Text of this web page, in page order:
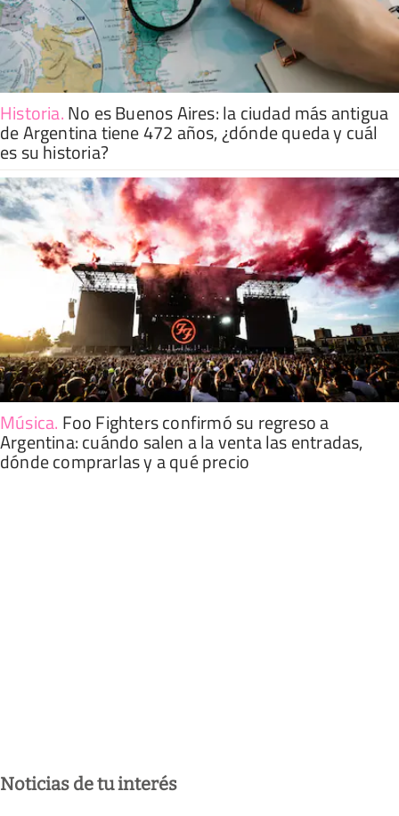
Historia.No es Buenos Aires: la ciudad más antigua
de Argentina tiene 472 años, ¿dónde queda y cuál
es su historia?
Música. Foo Fighters confirmó su regreso a
Argentina: cuándo salen a la venta las entradas,
dónde comprarlas y a qué precio
Noticias de tu interés